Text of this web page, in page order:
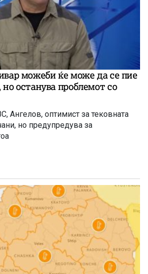
можеби ќе може да се пие
останува проблемот со
Ангелов, оптимист за тековната
но предупредува за